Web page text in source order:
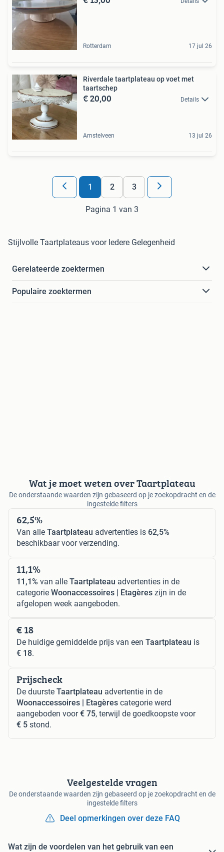
Rotterdam 17 jul 26
Riverdale taartplateau op voet met
taartschep
€ 20,00 Details
Amstelveen 13 jul 26
1 2 3
Pagina 1 van 3
Stijlvolle Taartplateaus voor Iedere Gelegenheid
Gerelateerde zoektermen
Populaire zoektermen
Wat je moet weten over Taartplateau
De onderstaande waarden zijn gebaseerd op je zoekopdracht en de
ingestelde filters
62,5%
Van alle Taartplateau advertenties is 62,5%
beschikbaar voor verzending.
11,1%
11,1% van alle Taartplateau advertenties in de
categorie Woonaccessoires | Etagères zijn in de
afgelopen week aangeboden.
€ 18
De huidige gemiddelde prijs van een Taartplateau is
€ 18.
Prijscheck
De duurste Taartplateau advertentie in de
Woonaccessoires | Etagères categorie werd
aangeboden voor€ 75, terwijl de goedkoopste voor
€ 5 stond.
Veelgestelde vragen
De onderstaande waarden zijn gebaseerd op je zoekopdracht en de
ingestelde filters
Deel opmerkingen over deze FAQ
Wat zijn de voordelen van het gebruik van een